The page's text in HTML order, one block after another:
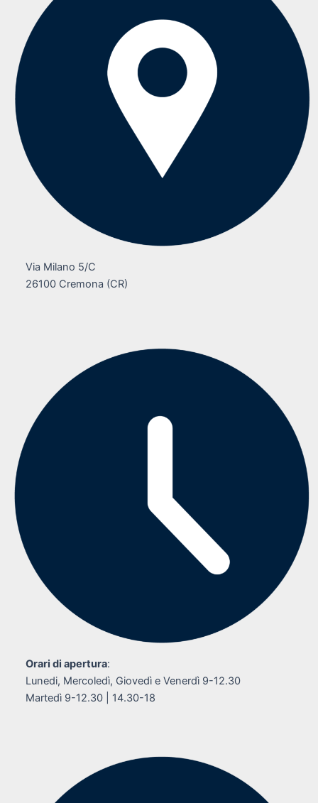
Via Milano 5/C
26100 Cremona (CR)
Orari di apertura:
Lunedi, Mercoledì, Giovedì e Venerdì 9-12.30
Martedì 9-12.30 | 14.30-18